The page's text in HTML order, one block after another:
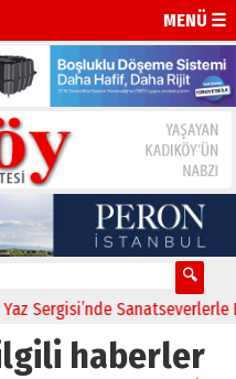
MENÜ ☰
Sergisi’nde Sanatseverlerle
haberler